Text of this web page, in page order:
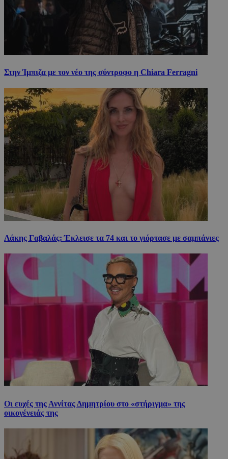
Στην Ίμπιζα με τον νέο της σύντροφο η Chiara Ferragni
Λάκης Γαβαλάς: Έκλεισε τα 74 και το γιόρτασε με σαμπάνιες
Οι ευχές της Αννίτας Δημητρίου στο «στήριγμα» της
οικογένειάς της